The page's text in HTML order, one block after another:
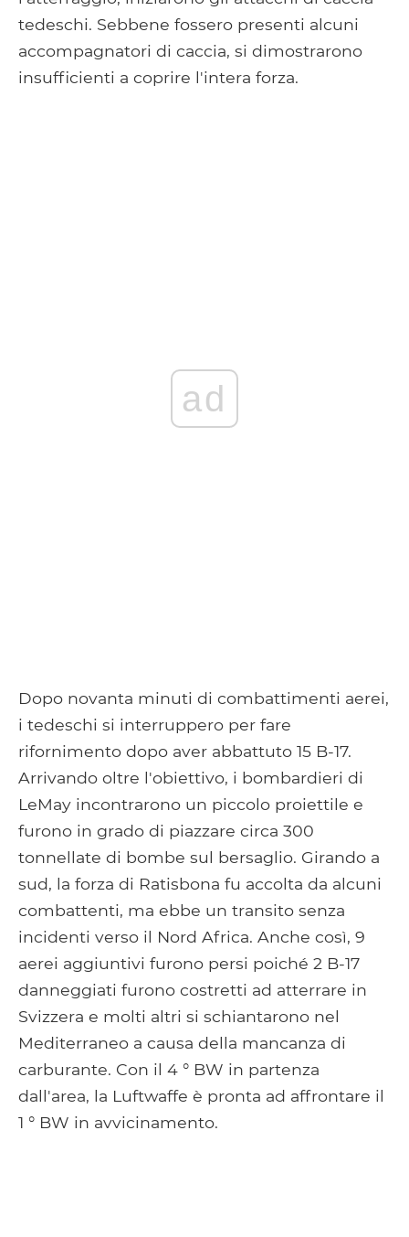
tedeschi. Sebbene fossero presenti alcuni
accompagnatori di caccia, si dimostrarono
insufficienti a coprire l'intera forza.
ad
Dopo novanta minuti di combattimenti aerei,
i tedeschi si interruppero per fare
rifornimento dopo aver abbattuto 15 B-17.
Arrivando oltre l'obiettivo, i bombardieri di
LeMay incontrarono un piccolo proiettile e
furono in grado di piazzare circa 300
tonnellate di bombe sul bersaglio. Girando a
sud, la forza di Ratisbona fu accolta da alcuni
combattenti, ma ebbe un transito senza
incidenti verso il Nord Africa. Anche così, 9
aerei aggiuntivi furono persi poiché 2 B-17
danneggiati furono costretti ad atterrare in
Svizzera e molti altri si schiantarono nel
Mediterraneo a causa della mancanza di
carburante. Con il 4 ° BW in partenza
dall'area, la Luftwaffe è pronta ad affrontare il
1 ° BW in avvicinamento.